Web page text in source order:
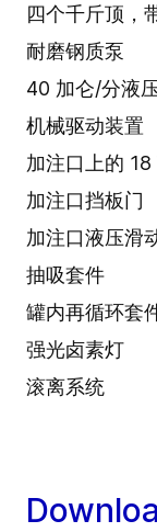
四个千斤顶，
耐磨钢质泵
40 加仑/分液
机械驱动装置
加注口上的
加注口挡板门
加注口液压滑
抽吸套件
罐内再循环套
强光卤素灯
滚离系统